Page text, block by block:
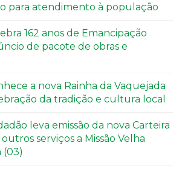
para atendimento à população
162 anos de Emancipação
de pacote de obras e
a nova Rainha da Vaquejada
da tradição e cultura local
leva emissão da nova Carteira
serviços a Missão Velha
(03)